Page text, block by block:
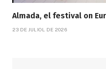
Almada, el festival on
23 DE JULIOL DE 2026